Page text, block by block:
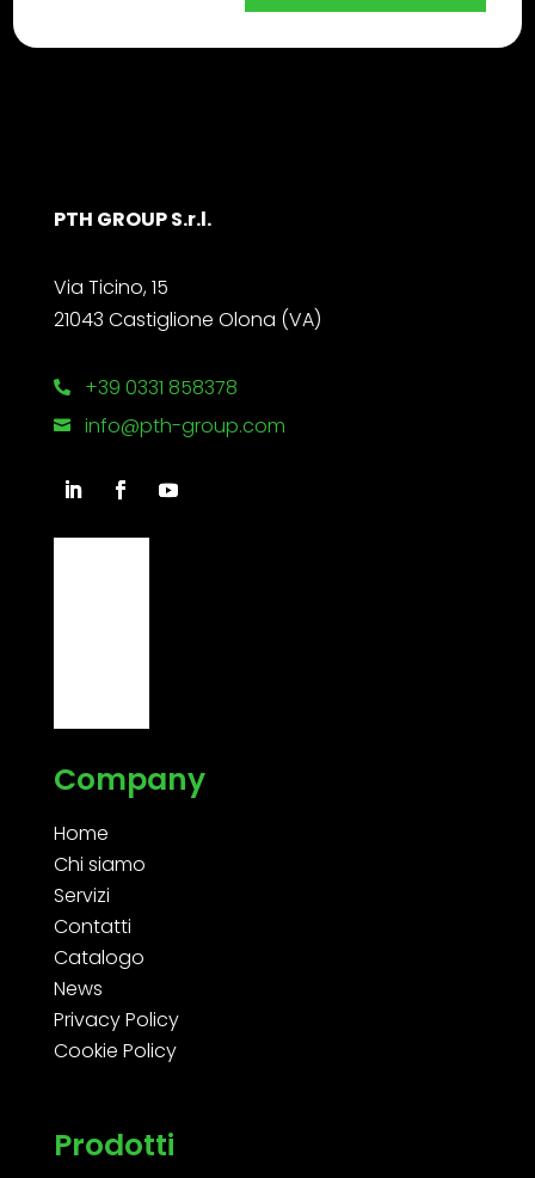
PTH GROUP S.r.l.
Via Ticino, 15
21043 Castiglione Olona (VA)
 +39 0331 858378
 info@pth-group.com
Company
Home
Chi siamo
Servizi
Contatti
Catalogo
News
Privacy Policy
Cookie Policy
Prodotti